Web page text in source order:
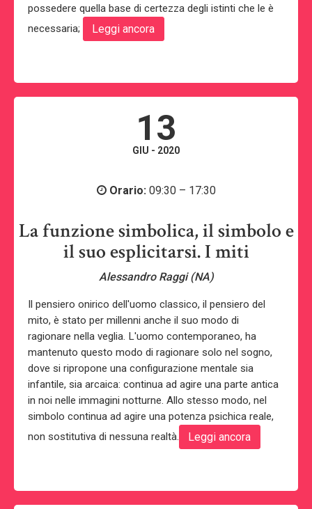
possedere quella base di certezza degli istinti che le è
necessaria;
Leggi ancora
13
GIU - 2020
Orario:09:30 – 17:30
La funzione simbolica, il simbolo e
il suo esplicitarsi. I miti
Alessandro Raggi (NA)
Il pensiero onirico dell'uomo classico, il pensiero del
mito, è stato per millenni anche il suo modo di
ragionare nella veglia. L'uomo contemporaneo, ha
mantenuto questo modo di ragionare solo nel sogno,
dove si ripropone una configurazione mentale sia
infantile, sia arcaica: continua ad agire una parte antica
in noi nelle immagini notturne. Allo stesso modo, nel
simbolo continua ad agire una potenza psichica reale,
non sostitutiva di nessuna realtà.
Leggi ancora